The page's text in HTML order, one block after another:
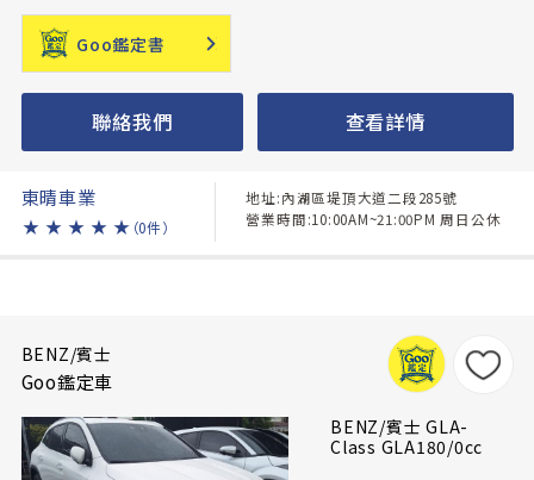
Goo鑑定書
聯絡我們 查看詳情
東晴車業
★ ★ ★ ★ ★ （0件）
地址:內湖區堤頂大道二段285號
營業時間:10:00AM~21:00PM 周日公休
BENZ/賓士
Goo鑑定車
BENZ/賓士 GLA-
Class GLA180/0cc